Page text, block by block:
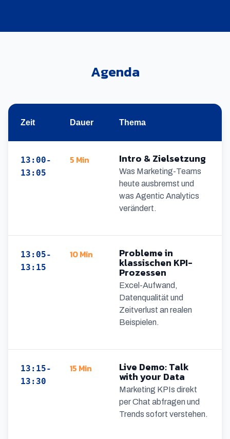
Agenda
Zeit Dauer Thema
13:00-
13:05
5 Min Intro & Zielsetzung
Was Marketing-Teams
heute ausbremst und
was Agentic Analytics
verändert.
13:05-
13:15
10 Min Probleme in
klassischen KPI-
Prozessen
Excel-Aufwand,
Datenqualität und
Zeitverlust an realen
Beispielen.
13:15-
13:30
15 Min Live Demo: Talk
with your Data
Marketing KPIs direkt
per Chat abfragen und
Trends sofort verstehen.